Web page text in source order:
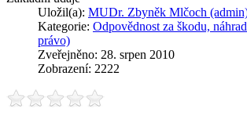
Uložil(a): MUDr. Zbyněk Mlčoch
Kategorie: Odpovědnost za škodu,
právo)
Zveřejněno: 28. srpen 2010
Zobrazení: 2222